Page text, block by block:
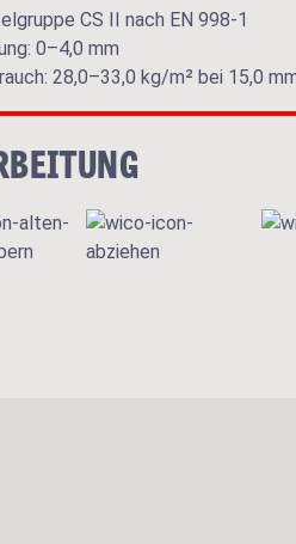
CS II nach EN 998-1
0–4,0 mm
28,0–33,0 kg/m² bei 15,0